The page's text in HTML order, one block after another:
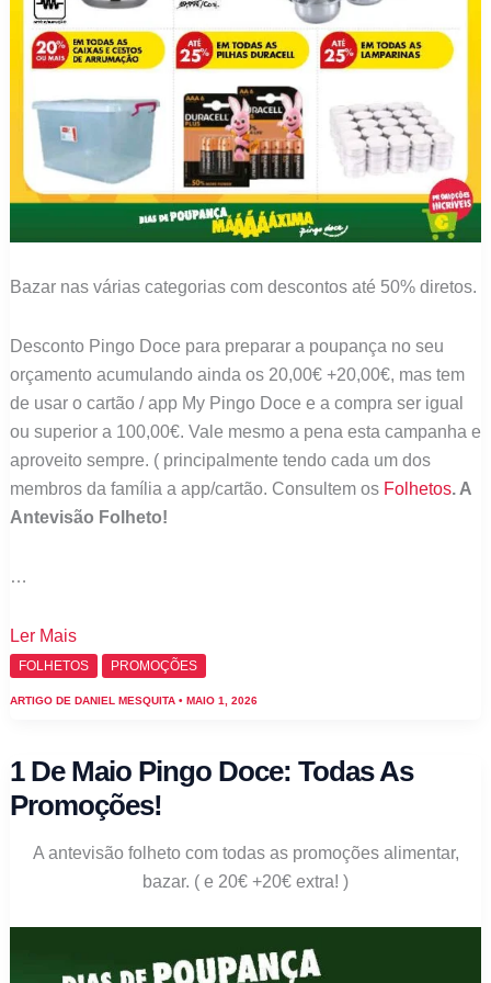
Bazar nas várias categorias com descontos até 50% diretos.
Desconto Pingo Doce para preparar a poupança no seu
orçamento acumulando ainda os 20,00€ +20,00€, mas tem
de usar o cartão / app My Pingo Doce e a compra ser igual
ou superior a 100,00€. Vale mesmo a pena esta campanha e
aproveito sempre. ( principalmente tendo cada um dos
membros da família a app/cartão. Consultem os Folhetos. A
Antevisão Folheto!
…
Folheto
Pingo
maio
Bazar:
Promoções
Ler Mais
FOLHETOS PROMOÇÕES
ARTIGO DE DANIEL MESQUITA • MAIO 1, 2026
1 De Maio Pingo Doce: Todas As
Promoções!
A antevisão folheto com todas as promoções alimentar,
bazar. ( e 20€ +20€ extra! )